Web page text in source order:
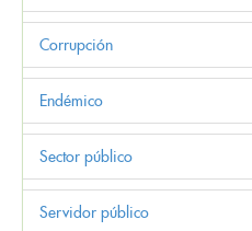
Corrupción
Endémico
Sector público
Servidor público